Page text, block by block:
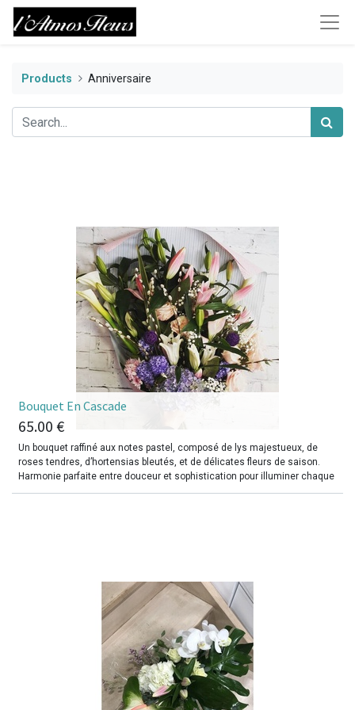
Products Anniversaire
​Bouquet En Cascade
65.00 €
Un bouquet raffiné aux notes pastel, composé de lys majestueux, de
roses tendres, d’hortensias bleutés, et de délicates fleurs de saison.
Harmonie parfaite entre douceur et sophistication pour illuminer chaque
occasion ou offrir un message d’affection inoubliable.